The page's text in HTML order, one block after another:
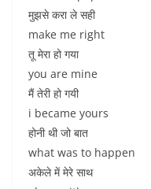
मुझसे करा ले सही
make me right
तू मेरा हो गया
you are mine
मैं तेरी हो गयी
i became yours
होनी थी जो बात
what was to happen
अकेले में मेरे साथ